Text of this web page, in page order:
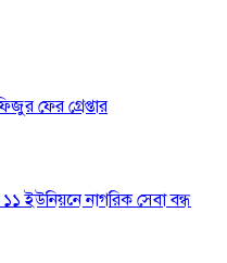
ফের গ্রেপ্তার
ইউনিয়নে নাগরিক সেবা বন্ধ